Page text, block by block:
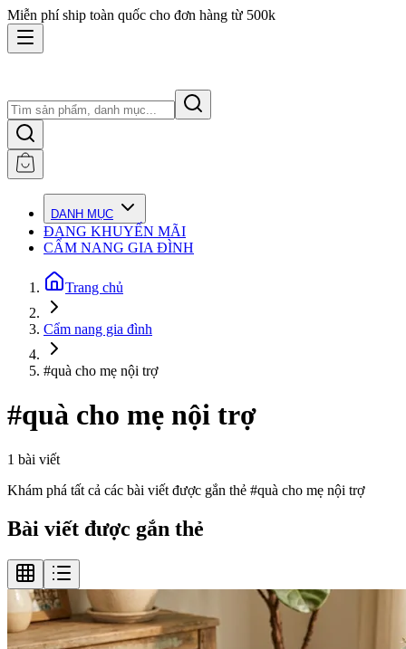
Miễn phí ship toàn quốc cho đơn hàng từ 500k
DANH MỤC
ĐANG KHUYẾN MÃI
CẨM NANG GIA ĐÌNH
Trang chủ
Cẩm nang gia đình
#quà cho mẹ nội trợ
#quà cho mẹ nội trợ
1 bài viết
Khám phá tất cả các bài viết được gắn thẻ #quà cho mẹ nội trợ
Bài viết được gắn thẻ